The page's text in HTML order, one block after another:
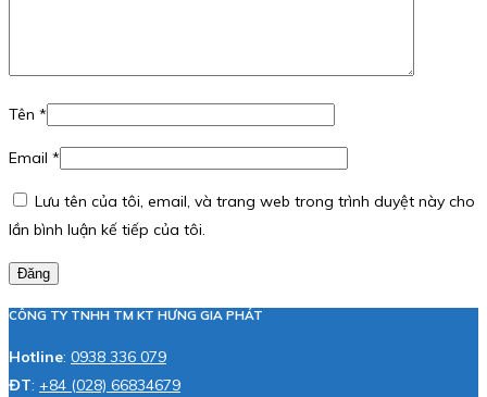
Tên *
Email *
Lưu tên của tôi, email, và trang web trong trình duyệt này cho
lần bình luận kế tiếp của tôi.
Đăng
CÔNG TY TNHH TM KT HƯNG GIA PHÁT
Hotline: 0938 336 079
ĐT: +84 (028) 66834679